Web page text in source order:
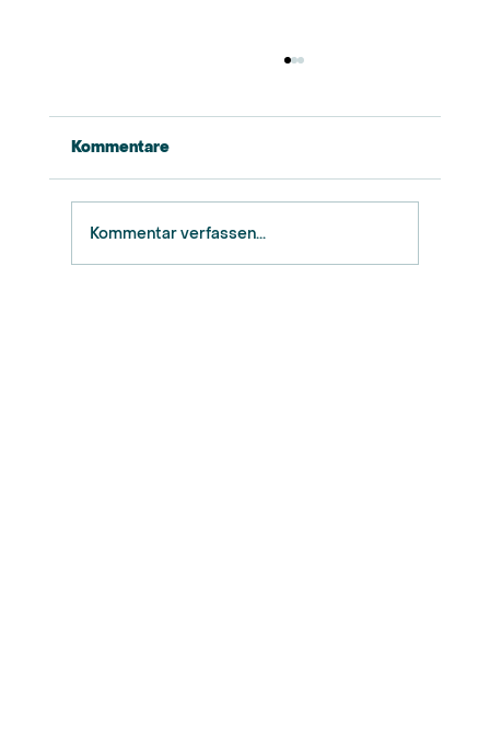
Sonntag: Bürgermeisterwahl!
Kommentare
Kommentar verfassen...